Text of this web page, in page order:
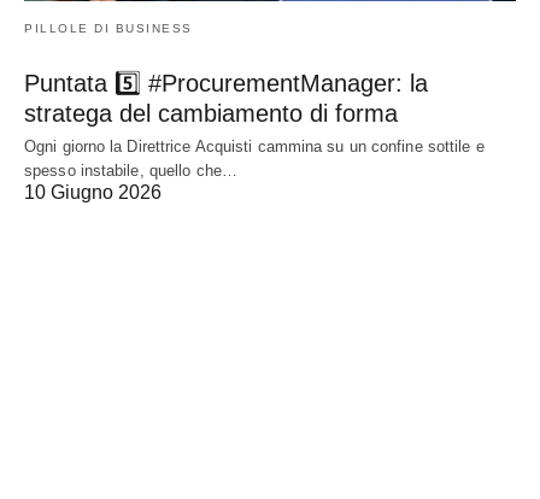
PILLOLE DI BUSINESS
Puntata 5️⃣ #ProcurementManager: la
stratega del cambiamento di forma
Ogni giorno la Direttrice Acquisti cammina su un confine sottile e
spesso instabile, quello che…
10 Giugno 2026